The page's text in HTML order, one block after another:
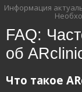
Информация
FAQ:
об
Что такое